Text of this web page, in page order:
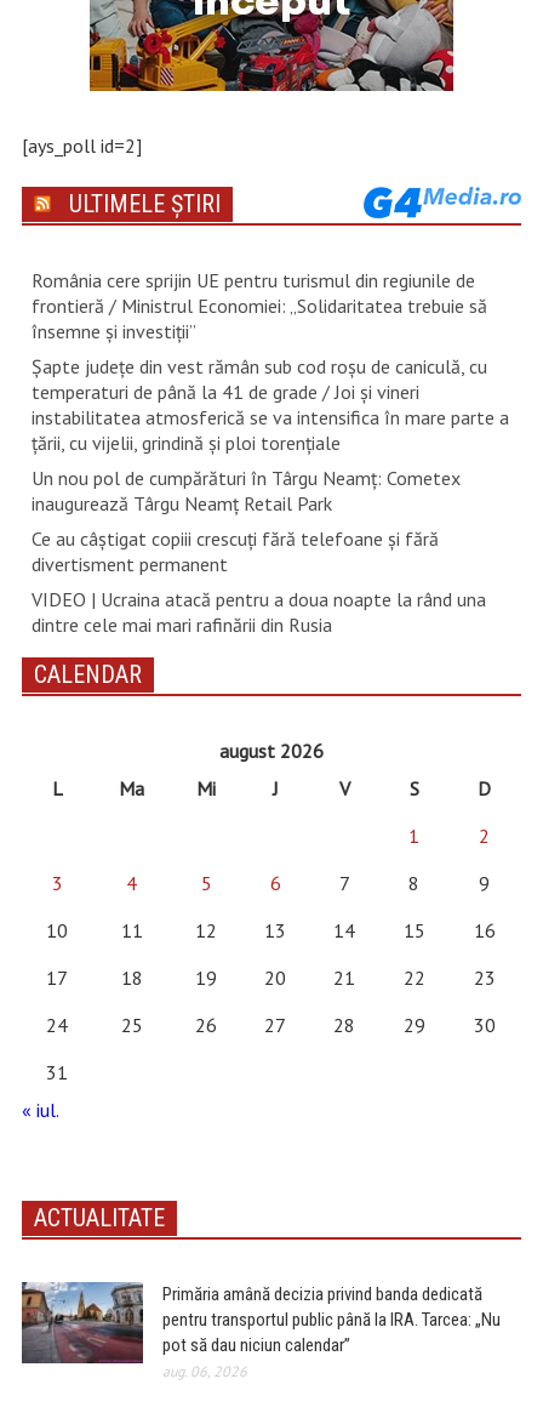
[ays_poll id=2]
ULTIMELE ȘTIRI
România cere sprijin UE pentru turismul din regiunile de
frontieră / Ministrul Economiei: „Solidaritatea trebuie să
însemne și investiții”
Șapte județe din vest rămân sub cod roșu de caniculă, cu
temperaturi de până la 41 de grade / Joi și vineri
instabilitatea atmosferică se va intensifica în mare parte a
țării, cu vijelii, grindină și ploi torențiale
Un nou pol de cumpărături în Târgu Neamț: Cometex
inaugurează Târgu Neamț Retail Park
Ce au câștigat copiii crescuți fără telefoane și fără
divertisment permanent
VIDEO | Ucraina atacă pentru a doua noapte la rând una
dintre cele mai mari rafinării din Rusia
CALENDAR
august 2026
L
Ma Mi J V S
D
1
2
3
4 5 6 7 8
9
10
11 12 13 14 15
16
17
18 19 20 21 22
23
24
25 26 27 28 29
30
31
« iul.
ACTUALITATE
Primăria amână decizia privind banda dedicată
pentru transportul public până la IRA. Tarcea: „Nu
pot să dau niciun calendar”
aug. 06, 2026